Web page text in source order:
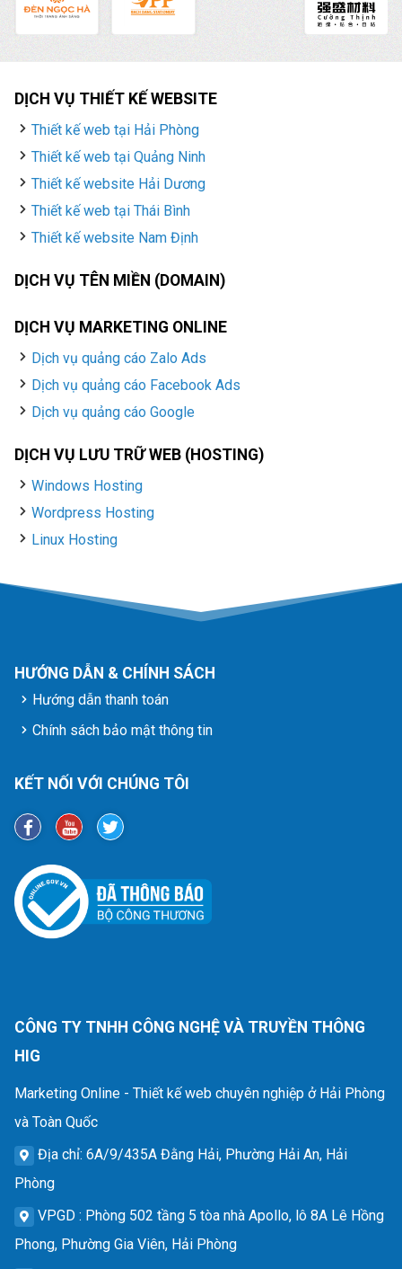
DỊCH VỤ THIẾT KẾ WEBSITE
Thiết kế web tại Hải Phòng
Thiết kế web tại Quảng Ninh
Thiết kế website Hải Dương
Thiết kế web tại Thái Bình
Thiết kế website Nam Định
DỊCH VỤ TÊN MIỀN (DOMAIN)
DỊCH VỤ MARKETING ONLINE
Dịch vụ quảng cáo Zalo Ads
Dịch vụ quảng cáo Facebook Ads
Dịch vụ quảng cáo Google
DỊCH VỤ LƯU TRỮ WEB (HOSTING)
Windows Hosting
Wordpress Hosting
Linux Hosting
HƯỚNG DẪN & CHÍNH SÁCH
Hướng dẫn thanh toán
Chính sách bảo mật thông tin
KẾT NỐI VỚI CHÚNG TÔI
CÔNG TY TNHH CÔNG NGHỆ VÀ TRUYỀN THÔNG
HIG
Marketing Online - Thiết kế web chuyên nghiệp ở Hải Phòng
và Toàn Quốc
Địa chỉ: 6A/9/435A Đằng Hải, Phường Hải An, Hải
Phòng
VPGD : Phòng 502 tầng 5 tòa nhà Apollo, lô 8A Lê Hồng
Phong, Phường Gia Viên, Hải Phòng